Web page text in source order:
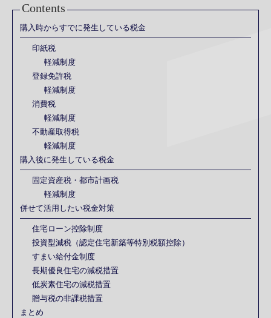
Contents
購入時からすでに発生している税金
印紙税
軽減制度
登録免許税
軽減制度
消費税
軽減制度
不動産取得税
軽減制度
購入後に発生している税金
固定資産税・都市計画税
軽減制度
併せて活用したい税金対策
住宅ローン控除制度
投資型減税（認定住宅新築等特別税額控除）
すまい給付金制度
長期優良住宅の減税措置
低炭素住宅の減税措置
贈与税の非課税措置
まとめ